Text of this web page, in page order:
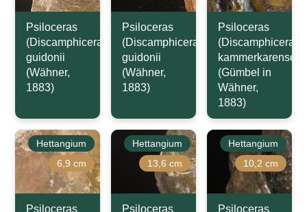
Psiloceras
(Discamphiceras)
guidonii
(Wähner,
1883)
Psiloceras
(Discamphiceras)
guidonii
(Wähner,
1883)
Psiloceras
(Discamphiceras)
kammerkarense
(Gümbel in
Wähner,
1883)
Hettangium
6,9 cm
Psiloceras
Hettangium
13,6 cm
Psiloceras
Hettangium
10,2 cm
Psiloceras